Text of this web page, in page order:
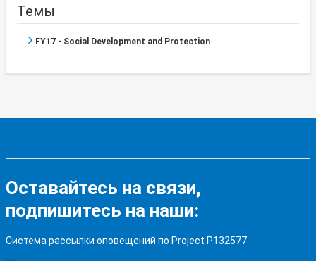
Темы
FY17 - Social Development and Protection
Оставайтесь на связи,
подпишитесь на наши:
Система рассылки оповещений по Project P132577